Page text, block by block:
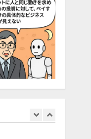
推進に向けて
提携
次世代AIプラ